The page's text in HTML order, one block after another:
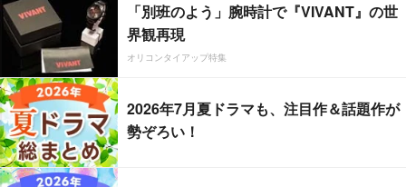
「別班のよう」腕時計で『VIVANT』の世
界観再現
オリコンタイアップ特集
2026年7月夏ドラマも、注目作＆話題作が
勢ぞろい！